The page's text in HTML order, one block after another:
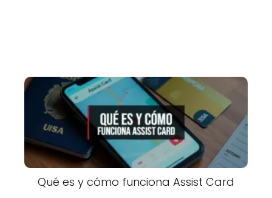
Qué es y cómo funciona Assist Card